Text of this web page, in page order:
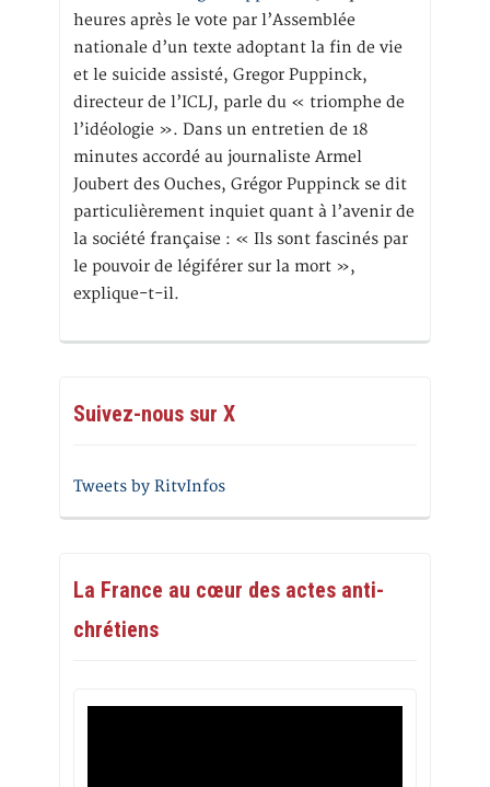
heures après le vote par l’Assemblée
nationale d’un texte adoptant la fin de vie
et le suicide assisté, Gregor Puppinck,
directeur de l’ICLJ, parle du « triomphe de
l’idéologie ». Dans un entretien de 18
minutes accordé au journaliste Armel
Joubert des Ouches, Grégor Puppinck se dit
particulièrement inquiet quant à l’avenir de
la société française : « Ils sont fascinés par
le pouvoir de légiférer sur la mort »,
explique-t-il.
Suivez-nous sur X
Tweets by RitvInfos
La France au cœur des actes anti-
chrétiens